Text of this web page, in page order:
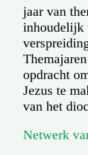
jaar van
inhoudelijk
opdracht
Jezus te
van het
Netwerk